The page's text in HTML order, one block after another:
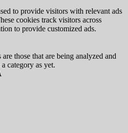
to provide visitors with relevant ads
cookies track visitors across
to provide customized ads.
those that are being analyzed and
category as yet.